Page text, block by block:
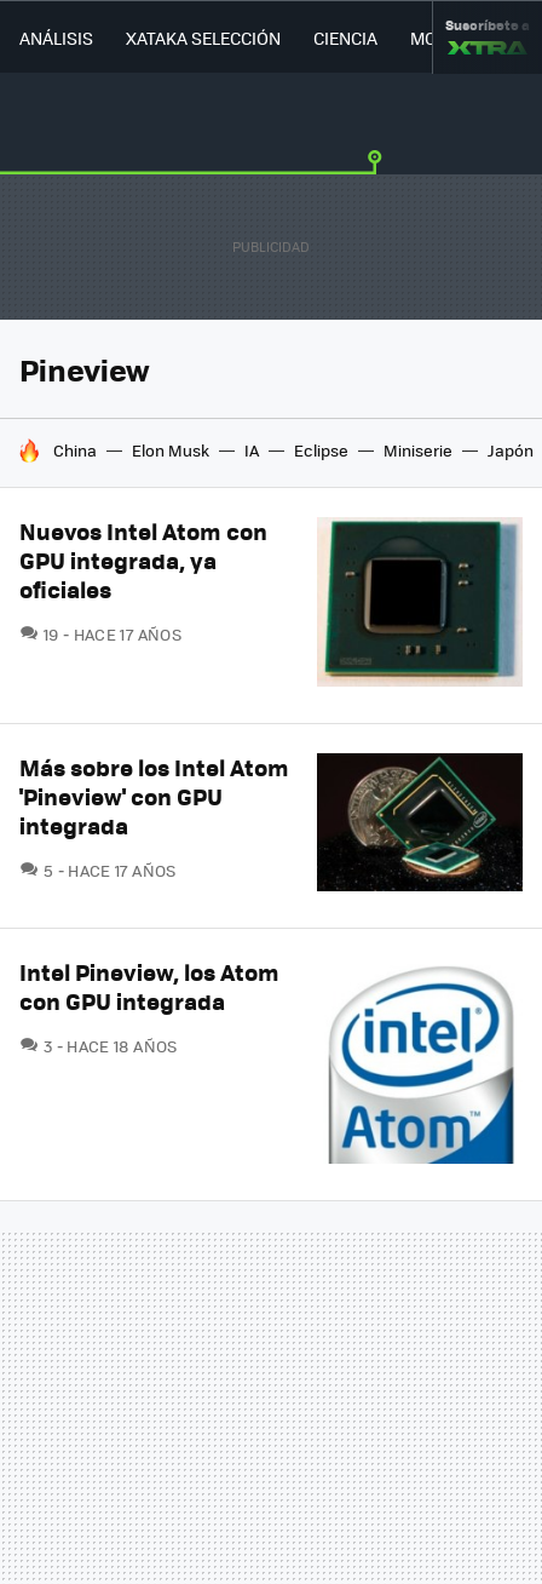
ANÁLISIS XATAKA SELECCIÓN CIENCIA MOVILIDAD
Suscríbete a
Pineview
HOY SE HABLA DE
China Elon Musk IA Eclipse Miniserie Japón
Nuevos Intel Atom con
GPU integrada, ya
oficiales
19 COMENTARIOS
HACE 17 AÑOS
Más sobre los Intel Atom
'Pineview' con GPU
integrada
5 COMENTARIOS
HACE 17 AÑOS
Intel Pineview, los Atom
con GPU integrada
3 COMENTARIOS
HACE 18 AÑOS